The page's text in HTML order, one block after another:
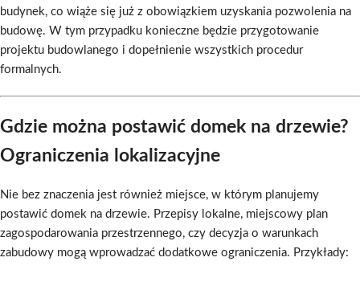
budynek, co wiąże się już z obowiązkiem uzyskania pozwolenia na
budowę. W tym przypadku konieczne będzie przygotowanie
projektu budowlanego i dopełnienie wszystkich procedur
formalnych.
Gdzie można postawić domek na drzewie?
Ograniczenia lokalizacyjne
Nie bez znaczenia jest również miejsce, w którym planujemy
postawić domek na drzewie. Przepisy lokalne, miejscowy plan
zagospodarowania przestrzennego, czy decyzja o warunkach
zabudowy mogą wprowadzać dodatkowe ograniczenia. Przykłady: